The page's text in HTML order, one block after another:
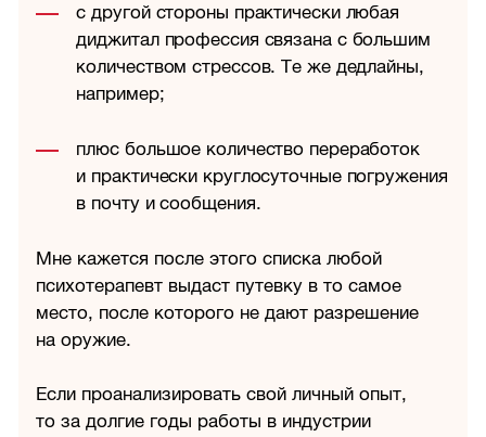
с другой стороны практически любая
диджитал профессия связана с большим
количеством стрессов. Те же дедлайны,
например;
плюс большое количество переработок
и практически круглосуточные погружения
в почту и сообщения.
Мне кажется после этого списка любой
психотерапевт выдаст путевку в то самое
место, после которого не дают разрешение
на оружие.
Если проанализировать свой личный опыт,
то за долгие годы работы в индустрии